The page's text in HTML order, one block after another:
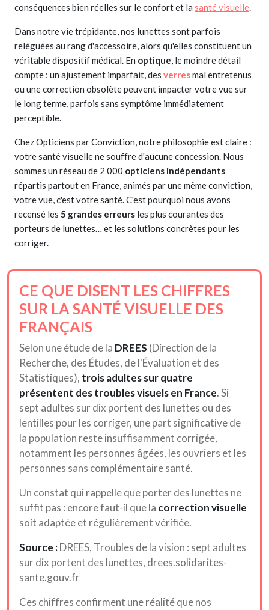
conséquences bien réelles sur le confort et la santé visuelle.
Dans notre vie trépidante, nos lunettes sont parfois
reléguées au rang d'accessoire, alors qu'elles constituent un
véritable dispositif médical. En optique, le moindre détail
compte : un ajustement imparfait, des verresmal entretenus
ou une correction obsolète peuvent impacter votre vue sur
le long terme, parfois sans symptôme immédiatement
perceptible.
Chez Opticiens par Conviction, notre philosophie est claire :
votre santé visuelle ne souffre d'aucune concession. Nous
sommes un réseau de 2 000 opticiens indépendants
répartis partout en France, animés par une même conviction,
votre vue, c'est votre santé. C'est pourquoi nous avons
recensé les 5 grandes erreurs les plus courantes des
porteurs de lunettes… et les solutions concrètes pour les
corriger.
CE QUE DISENT LES CHIFFRES
SUR LA SANTÉ VISUELLE DES
FRANÇAIS
Selon une étude de la DREES (Direction de la
Recherche, des Études, de l'Évaluation et des
Statistiques), trois adultes sur quatre
présentent des troubles visuels en France. Si
sept adultes sur dix portent des lunettes ou des
lentilles pour les corriger, une part significative de
la population reste insuffisamment corrigée,
notamment les personnes âgées, les ouvriers et les
personnes sans complémentaire santé.
Un constat qui rappelle que porter des lunettes ne
suffit pas : encore faut-il que la correction visuelle
soit adaptée et régulièrement vérifiée.
Source :DREES, Troubles de la vision : sept adultes
sur dix portent des lunettes, drees.solidarites-
sante.gouv.fr
Ces chiffres confirment une réalité que nos